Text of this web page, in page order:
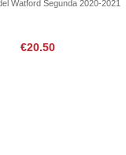
Watford Segunda 2020-2021
€20.50